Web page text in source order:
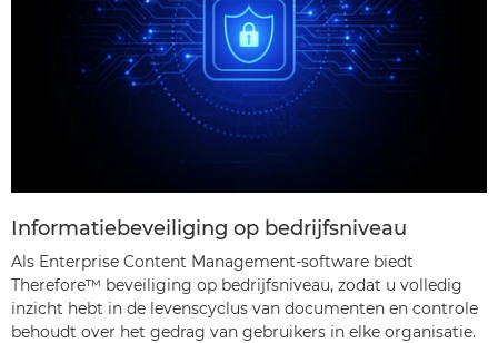
Informatiebeveiliging op bedrijfsniveau
Als Enterprise Content Management-software biedt
Therefore™ beveiliging op bedrijfsniveau, zodat u volledig
inzicht hebt in de levenscyclus van documenten en controle
behoudt over het gedrag van gebruikers in elke organisatie.